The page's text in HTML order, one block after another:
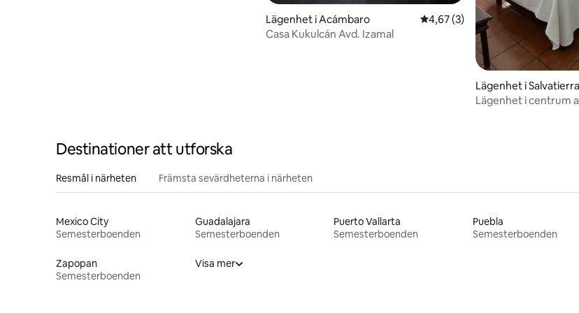
Lägenhet i Acámbaro 4,67 av 5 i genomsnittligt betyg,
4,67 (3)
Casa Kukulcán Avd. Izamal
Lägenhet i Salvatierra
Lägenhet i centrum
Destinationer att utforska
Resmål i närheten Främsta sevärdheterna i närheten
Mexico City
Semesterboenden
Guadalajara
Semesterboenden
Puerto Vallarta
Semesterboenden
Puebla
Semesterboenden
Zapopan
Semesterboenden
Visa mer